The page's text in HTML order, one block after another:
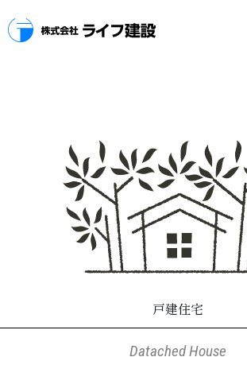
戸建住宅
Datached House